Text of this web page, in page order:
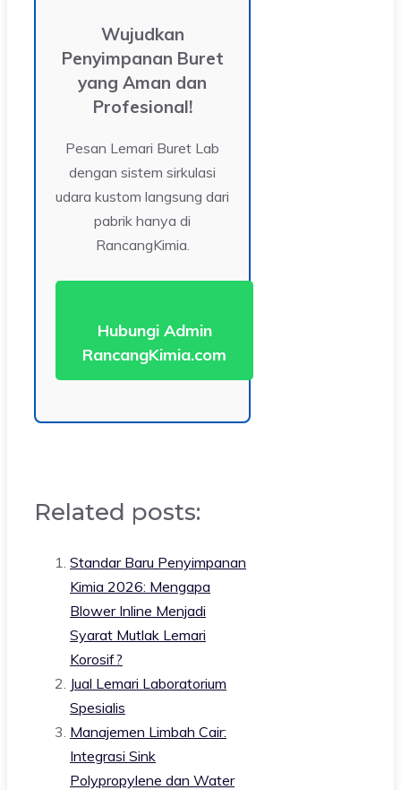
Wujudkan
Penyimpanan Buret
yang Aman dan
Profesional!
Pesan Lemari Buret Lab
dengan sistem sirkulasi
udara kustom langsung dari
pabrik hanya di
RancangKimia.
Hubungi Admin
RancangKimia.com
Related posts:
Standar Baru Penyimpanan
Kimia 2026: Mengapa
Blower Inline Menjadi
Syarat Mutlak Lemari
Korosif?
Jual Lemari Laboratorium
Spesialis
Manajemen Limbah Cair:
Integrasi Sink
Polypropylene dan Water